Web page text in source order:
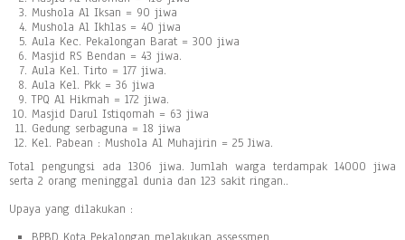
Mushola Al Iksan = 90 jiwa
Mushola Al Ikhlas = 40 jiwa
Aula Kec. Pekalongan Barat = 300 jiwa
Masjid RS Bendan = 43 jiwa.
Aula Kel. Tirto = 177 jiwa.
Aula Kel. Pkk = 36 jiwa
TPQ Al Hikmah = 172 jiwa.
Masjid Darul Istiqomah = 63 jiwa
Gedung serbaguna = 18 jiwa
Kel. Pabean : Mushola Al Muhajirin = 25 Jiwa.
Total pengungsi ada 1306 jiwa. Jumlah warga terdampak 14000 jiwa
serta 2 orang meninggal dunia dan 123 sakit ringan..
Upaya yang dilakukan :